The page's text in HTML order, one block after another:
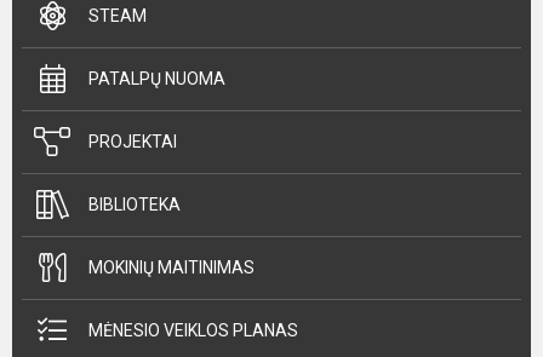
STEAM
PATALPŲ NUOMA
PROJEKTAI
BIBLIOTEKA
MOKINIŲ MAITINIMAS
MĖNESIO VEIKLOS PLANAS